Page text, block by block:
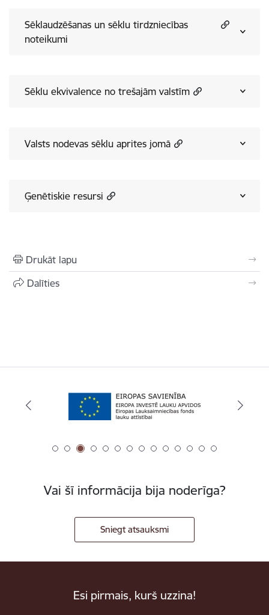
Sēklaudzēšanas un sēklu tirdzniecības
noteikumi
Sēklu ekvivalence no trešajām valstīm
Valsts nodevas sēklu aprites jomā
Ģenētiskie resursi
Drukāt lapu
Dalīties
Vai šī informācija bija noderīga?
Sniegt atsauksmi
Esi pirmais, kurš uzzina!